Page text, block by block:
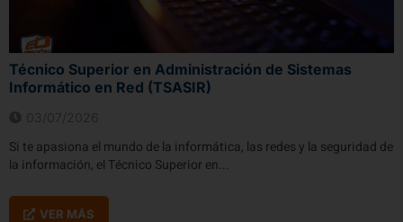
Técnico Superior en Administración de Sistemas
Informático en Red (TSASIR)
Si te apasiona el mundo de la informática, las redes y la seguridad de
la información, el Técnico Superior en...
VER MÁS